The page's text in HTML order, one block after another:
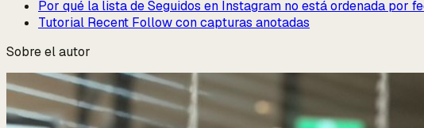
Por qué la lista de Seguidos en Instagram no está ordenada por
Tutorial Recent Follow con capturas anotadas
Sobre el autor